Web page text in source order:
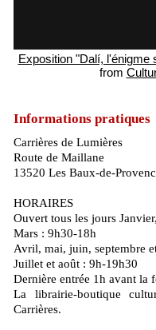
Exposition "Dalí, l'énigme
from
Informations pratiques
Carrières de Lumières
Route de Maillane
13520 Les Baux-de-
HORAIRES
Ouvert tous les jours
Mars : 9h30-18h
Avril, mai, juin, septembre
Juillet et août : 9h-19h30
Dernière entrée 1h avant la
La librairie-boutique
Carrières.